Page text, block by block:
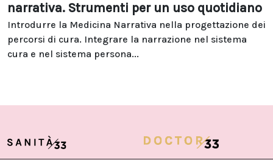
narrativa. Strumenti per un uso quotidiano
Introdurre la Medicina Narrativa nella progettazione dei
percorsi di cura. Integrare la narrazione nel sistema
cura e nel sistema persona...